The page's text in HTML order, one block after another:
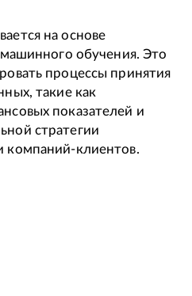
на основе
обучения. Это
процессы принятия
такие как
показателей и
стратегии
компаний-клиентов.